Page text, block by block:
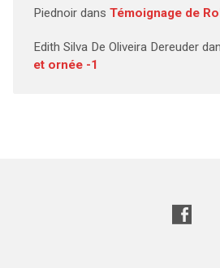
Piednoirdans Témoignage de
Edith Silva De Oliveira Dereuder
et ornée -1